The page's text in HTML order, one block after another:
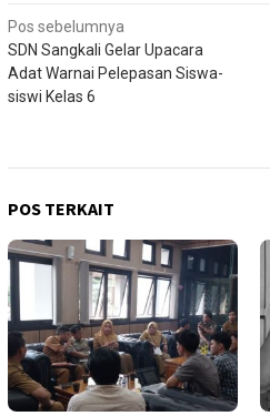
Navigasi
pos
Pos sebelumnya
SDN Sangkali Gelar Upacara
Adat Warnai Pelepasan Siswa-
siswi Kelas 6
POS TERKAIT